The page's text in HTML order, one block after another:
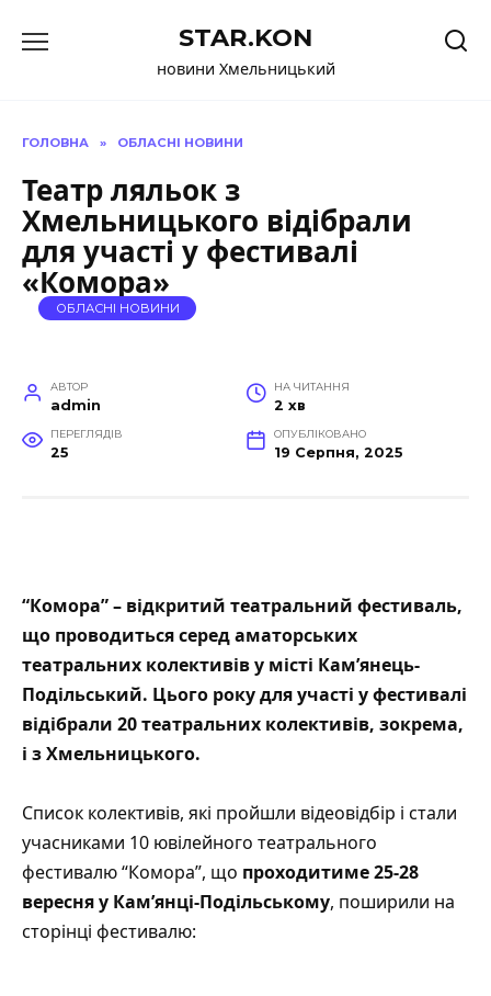
до
STAR.KON
новини Хмельницький
ГОЛОВНА » ОБЛАСНІ НОВИНИ
Театр ляльок з
Хмельницького відібрали
для участі у фестивалі
«Комора»
ОБЛАСНІ НОВИНИ
АВТОР
admin
НА ЧИТАННЯ
2 хв
ПЕРЕГЛЯДІВ
25
ОПУБЛІКОВАНО
19 Серпня, 2025
“Комора” – відкритий театральний фестиваль,
що проводиться серед аматорських
театральних колективів у місті Кам’янець-
Подільський. Цього року для участі у фестивалі
відібрали 20 театральних колективів, зокрема,
і з Хмельницького.
Список колективів, які пройшли відеовідбір і стали
учасниками 10 ювілейного театрального
фестивалю “Комора”, що проходитиме 25-28
вересня у Кам’янці-Подільському, поширили на
сторінці фестивалю: